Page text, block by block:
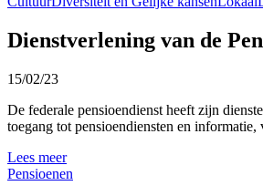
Dienstverlening van de
15/02/23
De federale pensioendienst heeft zijn
toegang tot pensioendiensten en
Lees meer
Pensioenen